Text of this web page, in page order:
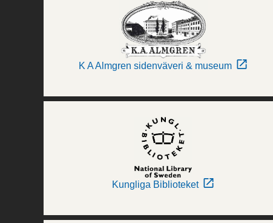
K A Almgren sidenväveri & museum
Kungliga Biblioteket